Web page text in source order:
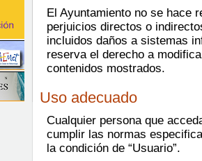
El Ayuntamiento no se hace
perjuicios directos o
incluidos daños a sistemas
reserva el derecho a
contenidos mostrados.
Uso adecuado
Cualquier persona que
cumplir las normas
la condición de “Usuario”.